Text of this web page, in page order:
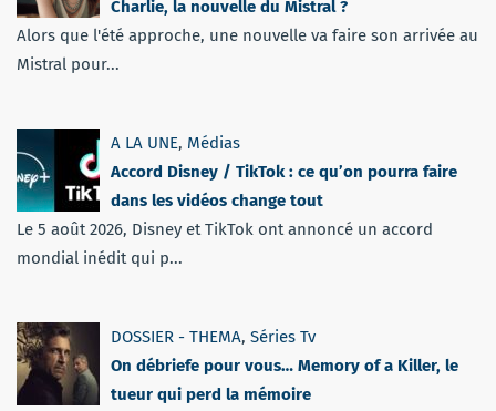
Charlie, la nouvelle du Mistral ?
Alors que l'été approche, une nouvelle va faire son arrivée au
Mistral pour...
A LA UNE, Médias
Accord Disney / TikTok : ce qu’on pourra faire
dans les vidéos change tout
Le 5 août 2026, Disney et TikTok ont annoncé un accord
mondial inédit qui p...
DOSSIER - THEMA, Séries Tv
On débriefe pour vous… Memory of a Killer, le
tueur qui perd la mémoire